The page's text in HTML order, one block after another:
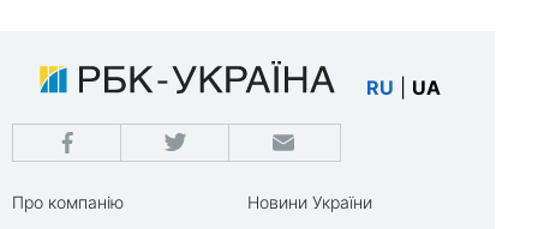
RU UA
Про компанію
Новини України